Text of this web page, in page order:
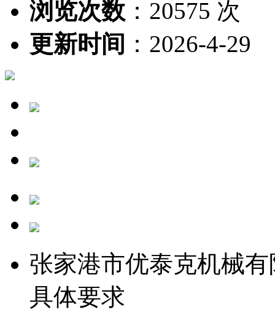
浏览次数 ： 20575 次
更新时间 ： 2026-4-29
张家港市优泰克机械
具体要求